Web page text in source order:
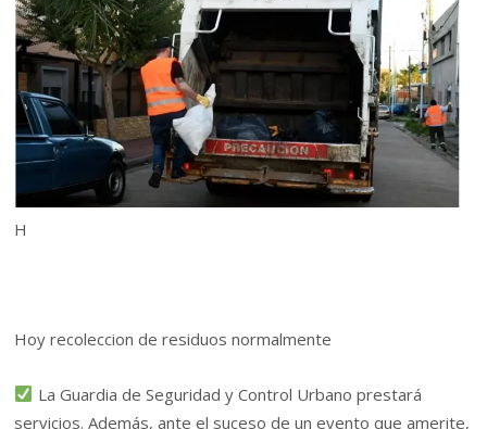
H
Hoy recoleccion de residuos normalmente
La Guardia de Seguridad y Control Urbano prestará
servicios. Además, ante el suceso de un evento que amerite,